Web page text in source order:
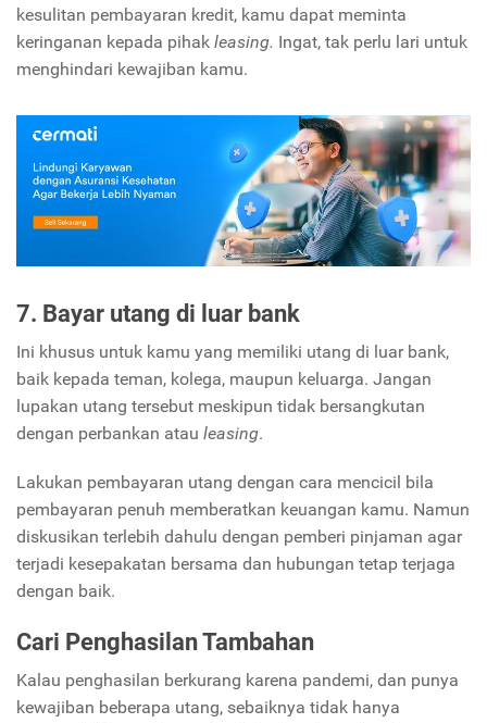
kesulitan pembayaran kredit, kamu dapat meminta
keringanan kepada pihak leasing. Ingat, tak perlu lari untuk
menghindari kewajiban kamu.
7. Bayar utang di luar bank
Ini khusus untuk kamu yang memiliki utang di luar bank,
baik kepada teman, kolega, maupun keluarga. Jangan
lupakan utang tersebut meskipun tidak bersangkutan
dengan perbankan atau leasing.
Lakukan pembayaran utang dengan cara mencicil bila
pembayaran penuh memberatkan keuangan kamu. Namun
diskusikan terlebih dahulu dengan pemberi pinjaman agar
terjadi kesepakatan bersama dan hubungan tetap terjaga
dengan baik.
Cari Penghasilan Tambahan
Kalau penghasilan berkurang karena pandemi, dan punya
kewajiban beberapa utang, sebaiknya tidak hanya